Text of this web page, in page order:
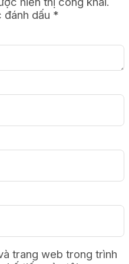
dấu *
trang web trong trình